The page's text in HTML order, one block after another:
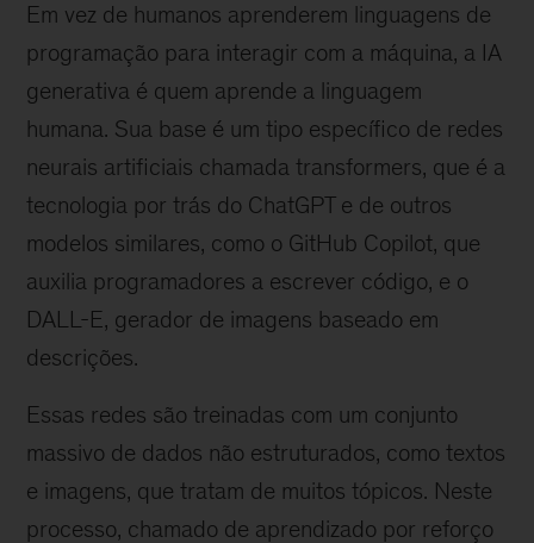
Em vez de humanos aprenderem linguagens de
programação para interagir com a máquina, a IA
generativa é quem aprende a linguagem
humana. Sua base é um tipo específico de redes
neurais artificiais chamada transformers, que é a
tecnologia por trás do ChatGPT e de outros
modelos similares, como o GitHub Copilot, que
auxilia programadores a escrever código, e o
DALL-E, gerador de imagens baseado em
descrições.
Essas redes são treinadas com um conjunto
massivo de dados não estruturados, como textos
e imagens, que tratam de muitos tópicos. Neste
processo, chamado de aprendizado por reforço